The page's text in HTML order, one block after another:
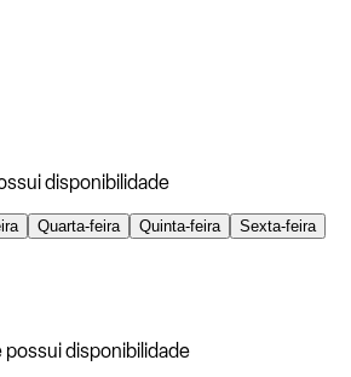
disponibilidade
Quarta-feira Quinta-feira
Sexta-feira
possui disponibilidade